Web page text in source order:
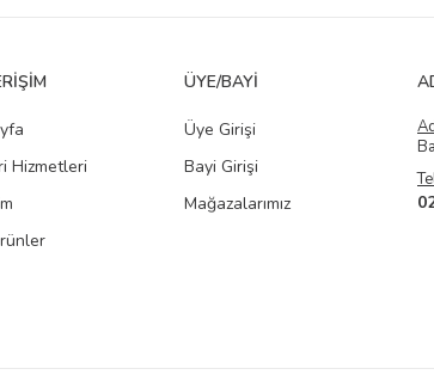
Hizmetleri
ÜYE/BAYI
Üye Girişi
Bayi Girişi
Mağazalarımız